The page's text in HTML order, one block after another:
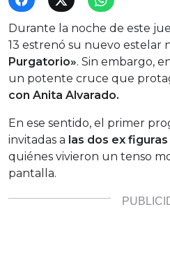
Durante la noche de este
13 estrenó su nuevo estelar
Purgatorio». Sin embargo,
un potente cruce que
con Anita Alvarado.
En ese sentido, el primer
invitadas a las dos ex
quiénes vivieron un tenso
pantalla.